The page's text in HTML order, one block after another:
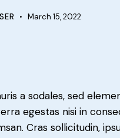
March 15, 2022
a sodales, sed
egestas nisi in
Cras sollicitudin,